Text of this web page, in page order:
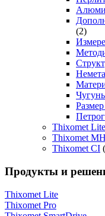
(2)
Размер
Thixomet Lite
Thixomet
Thixomet CI
Продукты и
Thixomet Lite
Thixomet Pro